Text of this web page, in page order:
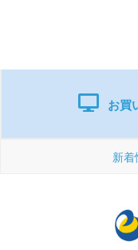
お買
新着